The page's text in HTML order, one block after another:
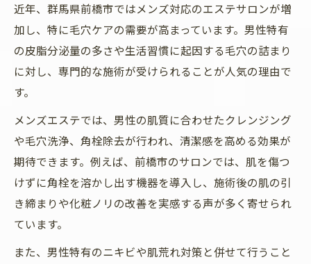
近年、群馬県前橋市ではメンズ対応のエステサロンが増
加し、特に毛穴ケアの需要が高まっています。男性特有
の皮脂分泌量の多さや生活習慣に起因する毛穴の詰まり
に対し、専門的な施術が受けられることが人気の理由で
す。
メンズエステでは、男性の肌質に合わせたクレンジング
や毛穴洗浄、角栓除去が行われ、清潔感を高める効果が
期待できます。例えば、前橋市のサロンでは、肌を傷つ
けずに角栓を溶かし出す機器を導入し、施術後の肌の引
き締まりや化粧ノリの改善を実感する声が多く寄せられ
ています。
また、男性特有のニキビや肌荒れ対策と併せて行うこと